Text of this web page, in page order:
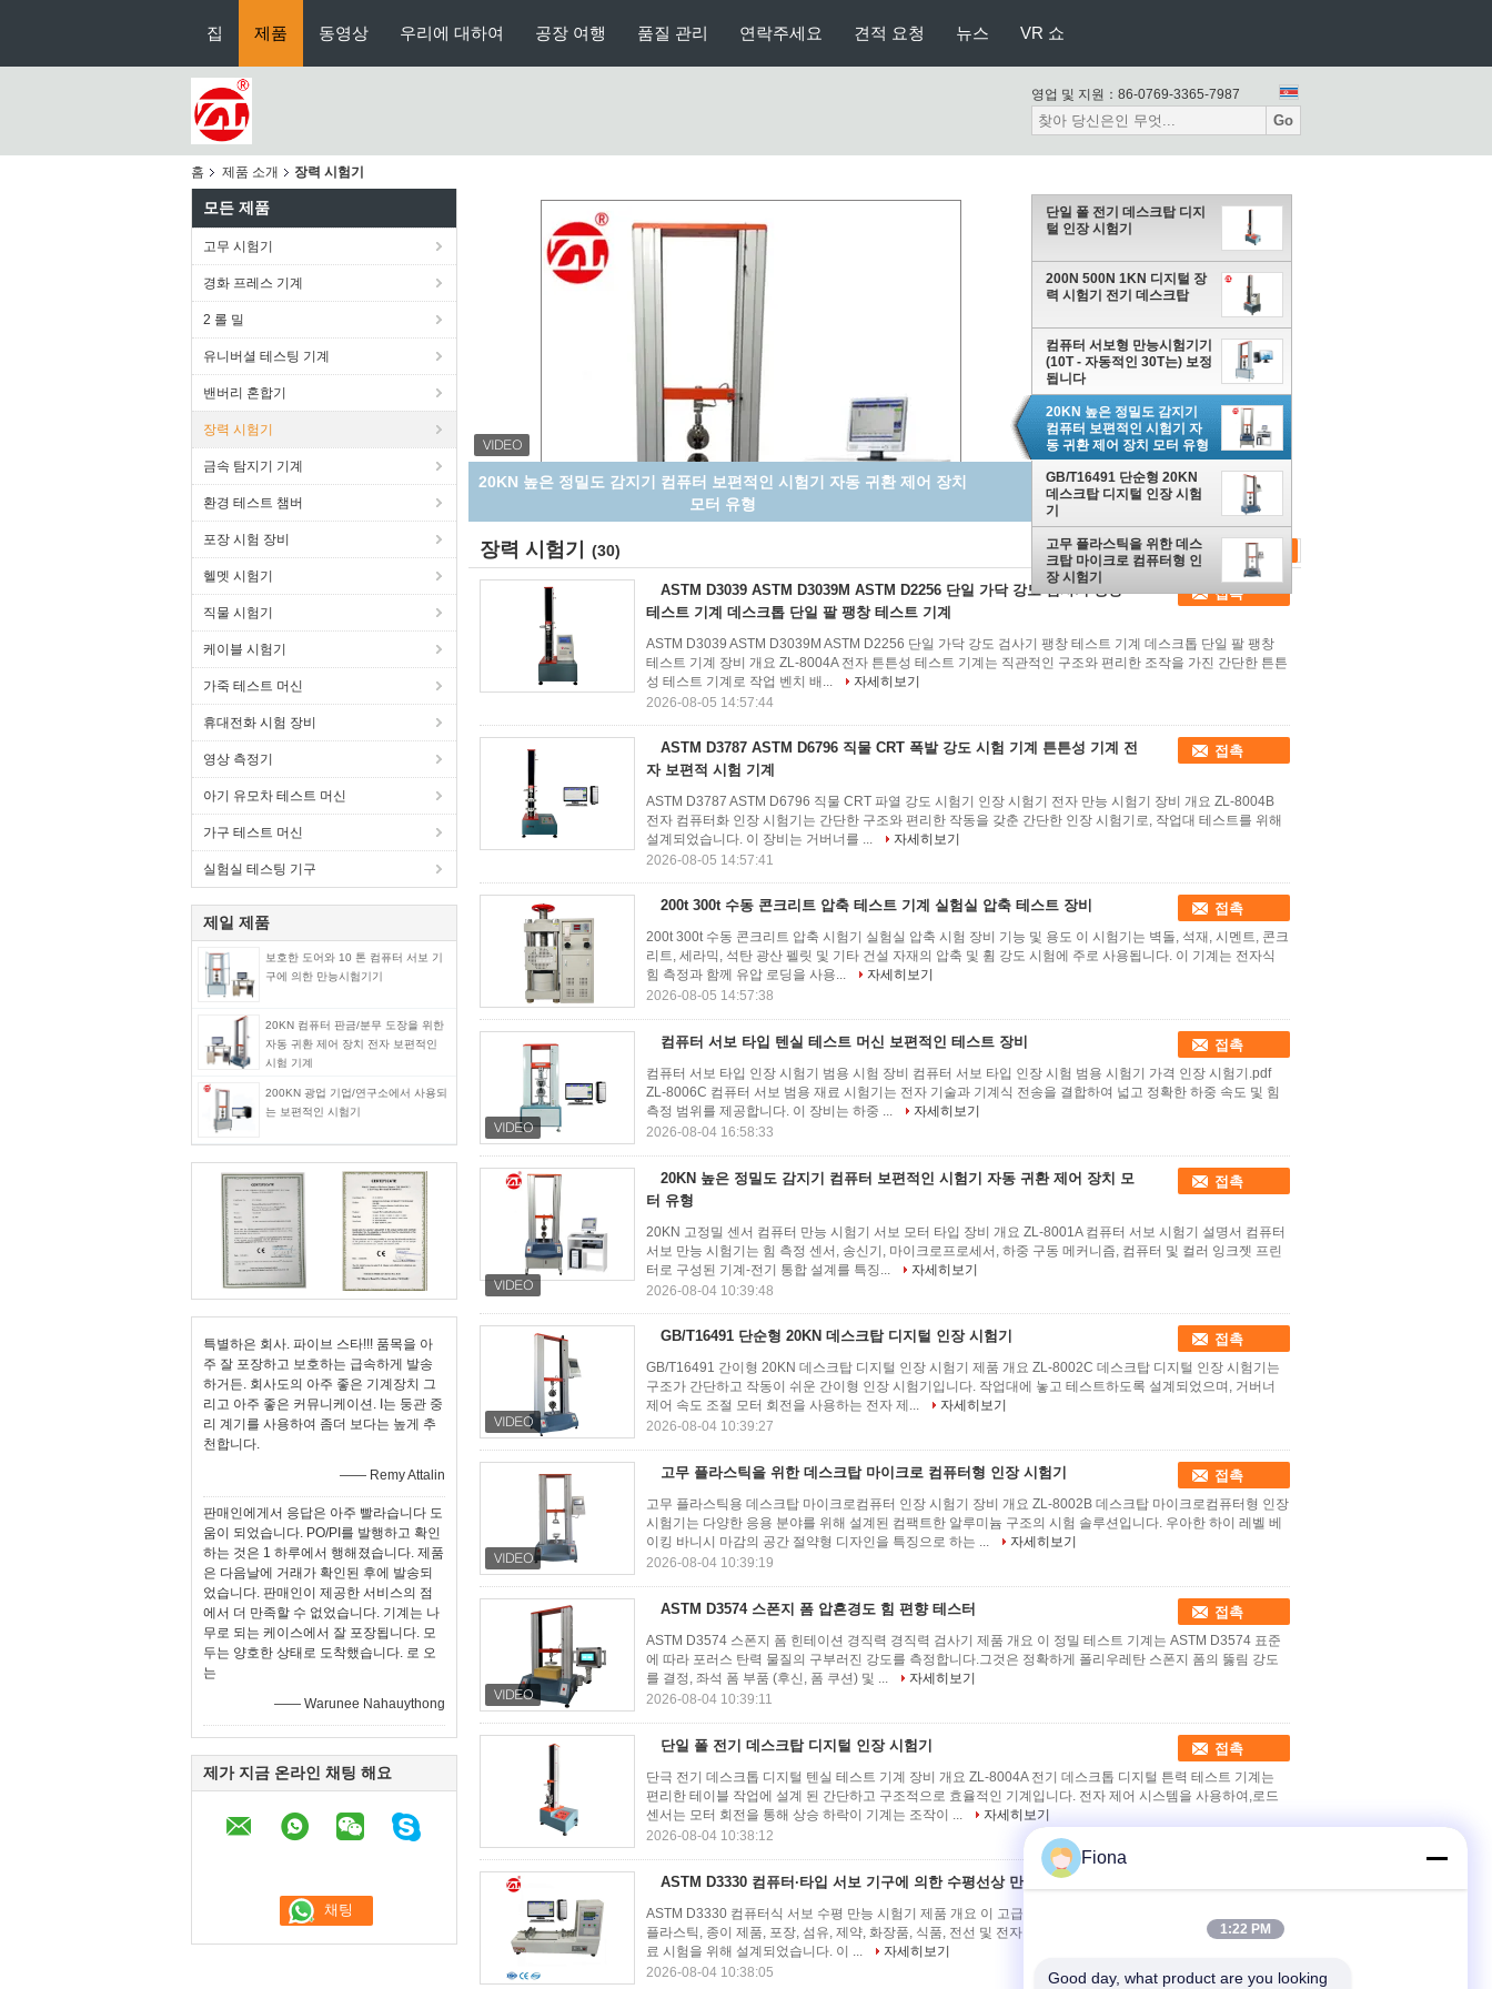
집 제품 동영상 우리에 대하여 공장 여행 품질 관리 연락주세요 견적 요청 뉴스 VR 쇼
영업 및 지원： 86-0769-3365-7987
Go
홈 제품 소개 장력 시험기
모든 제품
고무 시험기
경화 프레스 기계
2 롤 밀
유니버셜 테스팅 기계
밴버리 혼합기
장력 시험기
금속 탐지기 기계
환경 테스트 챔버
포장 시험 장비
헬멧 시험기
직물 시험기
케이블 시험기
가죽 테스트 머신
휴대전화 시험 장비
영상 측정기
아기 유모차 테스트 머신
가구 테스트 머신
실험실 테스팅 기구
제일 제품
보호한 도어와 10 톤 컴퓨터 서보 기
구에 의한 만능시험기기
20KN 컴퓨터 판금/분무 도장을 위한
자동 귀환 제어 장치 전자 보편적인
시험 기계
200KN 광업 기업/연구소에서 사용되
는 보편적인 시험기
특별하은 회사. 파이브 스타!!! 품목을 아
주 잘 포장하고 보호하는 급속하게 발송
하거든. 회사도의 아주 좋은 기계장치 그
리고 아주 좋은 커뮤니케이션. I는 둥관 중
리 계기를 사용하여 좀더 보다는 높게 추
천합니다.
—— Remy Attalin
판매인에게서 응답은 아주 빨라습니다 도
움이 되었습니다. PO/PI를 발행하고 확인
하는 것은 1 하루에서 행해졌습니다. 제품
은 다음날에 거래가 확인된 후에 발송되
었습니다. 판매인이 제공한 서비스의 점
에서 더 만족할 수 없었습니다. 기계는 나
무로 되는 케이스에서 잘 포장됩니다. 모
두는 양호한 상태로 도착했습니다. 로 오
는
—— Warunee Nahauythong
제가 지금 온라인 채팅 해요
GB/T16491 단순형 20KN 데스크탑 디지털 인장 시험기
단일 폴 전기 데스크탑 디지
털 인장 시험기
200N 500N 1KN 디지털 장
력 시험기 전기 데스크탑
컴퓨터 서보형 만능시험기기
(10T - 자동적인 30T는) 보정
됩니다
20KN 높은 정밀도 감지기
컴퓨터 보편적인 시험기 자
동 귀환 제어 장치 모터 유형
GB/T16491 단순형 20KN
데스크탑 디지털 인장 시험
기
고무 플라스틱을 위한 데스
크탑 마이크로 컴퓨터형 인
장 시험기
장력 시험기 (30)
ASTM D3039 ASTM D3039M ASTM D2256 단일 가닥 강도 검사기 팽창
테스트 기계 데스크톱 단일 팔 팽창 테스트 기계
접촉
ASTM D3039 ASTM D3039M ASTM D2256 단일 가닥 강도 검사기 팽창 테스트 기계 데스크톱 단일 팔 팽창
테스트 기계 장비 개요 ZL-8004A 전자 튼튼성 테스트 기계는 직관적인 구조와 편리한 조작을 가진 간단한 튼튼
성 테스트 기계로 작업 벤치 배...
자세히보기
2026-08-05 14:57:44
ASTM D3787 ASTM D6796 직물 CRT 폭발 강도 시험 기계 튼튼성 기계 전
자 보편적 시험 기계
접촉
ASTM D3787 ASTM D6796 직물 CRT 파열 강도 시험기 인장 시험기 전자 만능 시험기 장비 개요 ZL-8004B
전자 컴퓨터화 인장 시험기는 간단한 구조와 편리한 작동을 갖춘 간단한 인장 시험기로, 작업대 테스트를 위해
설계되었습니다. 이 장비는 거버너를 ...
자세히보기
2026-08-05 14:57:41
200t 300t 수동 콘크리트 압축 테스트 기계 실험실 압축 테스트 장비 접촉
200t 300t 수동 콘크리트 압축 시험기 실험실 압축 시험 장비 기능 및 용도 이 시험기는 벽돌, 석재, 시멘트, 콘크
리트, 세라믹, 석탄 광산 펠릿 및 기타 건설 자재의 압축 및 휨 강도 시험에 주로 사용됩니다. 이 기계는 전자식
힘 측정과 함께 유압 로딩을 사용...
자세히보기
2026-08-05 14:57:38
컴퓨터 서보 타입 텐실 테스트 머신 보편적인 테스트 장비 접촉
컴퓨터 서보 타입 인장 시험기 범용 시험 장비 컴퓨터 서보 타입 인장 시험 범용 시험기 가격 인장 시험기.pdf
ZL-8006C 컴퓨터 서보 범용 재료 시험기는 전자 기술과 기계식 전송을 결합하여 넓고 정확한 하중 속도 및 힘
측정 범위를 제공합니다. 이 장비는 하중 ...
자세히보기
2026-08-04 16:58:33
20KN 높은 정밀도 감지기 컴퓨터 보편적인 시험기 자동 귀환 제어 장치 모
터 유형
접촉
20KN 고정밀 센서 컴퓨터 만능 시험기 서보 모터 타입 장비 개요 ZL-8001A 컴퓨터 서보 시험기 설명서 컴퓨터
서보 만능 시험기는 힘 측정 센서, 송신기, 마이크로프로세서, 하중 구동 메커니즘, 컴퓨터 및 컬러 잉크젯 프린
터로 구성된 기계-전기 통합 설계를 특징...
자세히보기
2026-08-04 10:39:48
GB/T16491 단순형 20KN 데스크탑 디지털 인장 시험기 접촉
GB/T16491 간이형 20KN 데스크탑 디지털 인장 시험기 제품 개요 ZL-8002C 데스크탑 디지털 인장 시험기는
구조가 간단하고 작동이 쉬운 간이형 인장 시험기입니다. 작업대에 놓고 테스트하도록 설계되었으며, 거버너
제어 속도 조절 모터 회전을 사용하는 전자 제...
자세히보기
2026-08-04 10:39:27
고무 플라스틱을 위한 데스크탑 마이크로 컴퓨터형 인장 시험기 접촉
고무 플라스틱용 데스크탑 마이크로컴퓨터 인장 시험기 장비 개요 ZL-8002B 데스크탑 마이크로컴퓨터형 인장
시험기는 다양한 응용 분야를 위해 설계된 컴팩트한 알루미늄 구조의 시험 솔루션입니다. 우아한 하이 레벨 베
이킹 바니시 마감의 공간 절약형 디자인을 특징으로 하는 ...
자세히보기
2026-08-04 10:39:19
ASTM D3574 스폰지 폼 압흔경도 힘 편향 테스터 접촉
ASTM D3574 스폰지 폼 힌테이션 경직력 경직력 검사기 제품 개요 이 정밀 테스트 기계는 ASTM D3574 표준
에 따라 포러스 탄력 물질의 구부러진 강도를 측정합니다.그것은 정확하게 폴리우레탄 스폰지 폼의 뚫림 강도
를 결정, 좌석 폼 부품 (후신, 폼 쿠션) 및 ...
자세히보기
2026-08-04 10:39:11
단일 폴 전기 데스크탑 디지털 인장 시험기 접촉
단극 전기 데스크톱 디지털 텐실 테스트 기계 장비 개요 ZL-8004A 전기 데스크톱 디지털 튼력 테스트 기계는
편리한 테이블 작업에 설계 된 간단하고 구조적으로 효율적인 기계입니다. 전자 제어 시스템을 사용하여,로드
센서는 모터 회전을 통해 상승 하락이 기계는 조작이 ...
자세히보기
2026-08-04 10:38:12
ASTM D3330 컴퓨터·타입 서보 기구에 의한 수평선상 만능시험기기 접촉
ASTM D3330 컴퓨터식 서보 수평 만능 시험기 제품 개요 이 고급 컴퓨터 제어 서보 수평 만능 시험기는 고무,
플라스틱, 종이 제품, 포장, 섬유, 제약, 화장품, 식품, 전선 및 전자 제품을 포함한 여러 산업 분야의 포괄적인 재
료 시험을 위해 설계되었습니다. 이 ...
자세히보기
2026-08-04 10:38:05
Fiona
1:22 PM
Good day, what product are you looking